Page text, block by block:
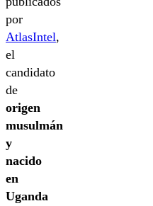
por
AtlasIntel,
el
candidato
de
origen
musulmán
y
nacido
en
Uganda